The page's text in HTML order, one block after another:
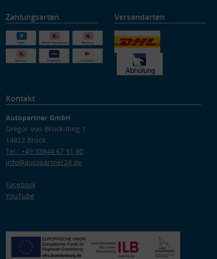
Zahlungsarten Versandarten
Kontakt
Autopartner GmbH
Gregor-von-Brück-Ring 1
14822 Brück
Tel.: +49 33844 67 91 80
info@autopartner24.de
Facebook
YouTube